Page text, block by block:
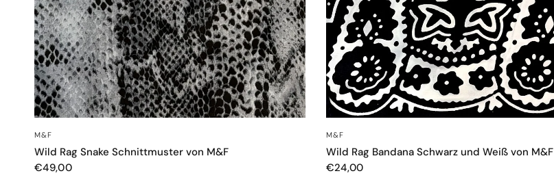
M&F
Wild Rag Snake Schnittmuster von M&F
€49,00
M&F
Wild Rag Bandana Schwarz und Weiß von M&F
€24,00